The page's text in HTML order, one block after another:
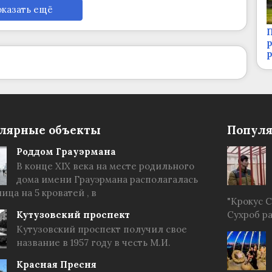
ещё
объекты
Роддом Грауэрмана
В конце XIX века на месте родильного
дома имени Грауэрмана располагалась
на 5 кроватей , в
Кутузовский проспект
Кутузовский проспект получил свое
название в 1957 году в честь М.И.
Красная Пресня
"Крокус
Сухроб